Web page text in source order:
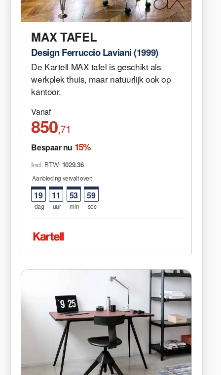
MAX TAFEL
Design Ferruccio Laviani (1999)
De Kartell MAX tafel is geschikt als
werkplek thuis, maar natuurlijk ook op
kantoor.
Vanaf
850,71
Bespaar nu 15%
Incl. BTW: 1029.36
Aanbieding vervalt over:
19
dag
11
uur
53
min
59
sec